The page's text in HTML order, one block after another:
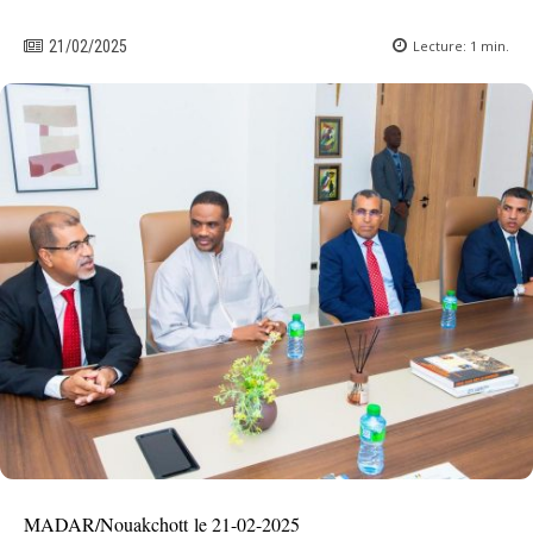
21/02/2025 Lecture: 1 min.
MADAR/Nouakchott le 21-02-2025